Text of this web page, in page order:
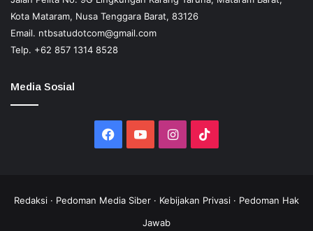
Kota Mataram, Nusa Tenggara Barat, 83126
Email. ntbsatudotcom@gmail.com
Telp. +62 857 1314 8528
Media Sosial
Facebook
YouTubeInstagram
Redaksi · Pedoman Media Siber · Kebijakan Privasi · Pedoman Hak
Jawab